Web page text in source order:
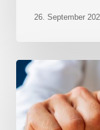
26. September
2024